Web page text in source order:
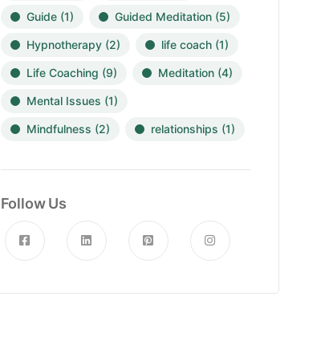
Guide(1) Guided Meditation(5)
Hypnotherapy(2) life coach(1)
Life Coaching (9) Meditation(4)
Mental Issues (1)
Mindfulness (2) relationships (1)
Follow Us